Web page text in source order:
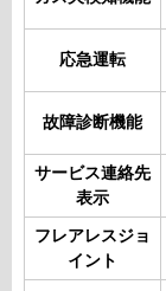
応急運転
故障診断機能
サービス連絡先
表示
フレアレスジョ
イント